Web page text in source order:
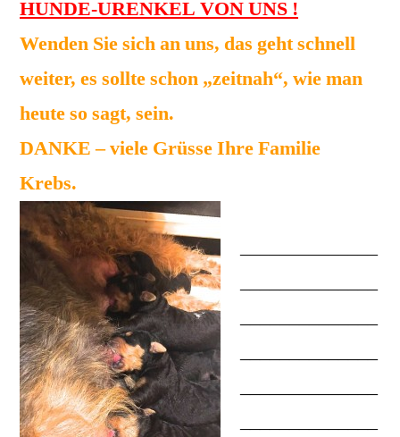
HUNDE-URENKEL VON UNS !
Wenden Sie sich an uns, das geht schnell
weiter, es sollte schon „zeitnah“, wie man
heute so sagt, sein.
DANKE – viele Grüsse Ihre Familie
Krebs.